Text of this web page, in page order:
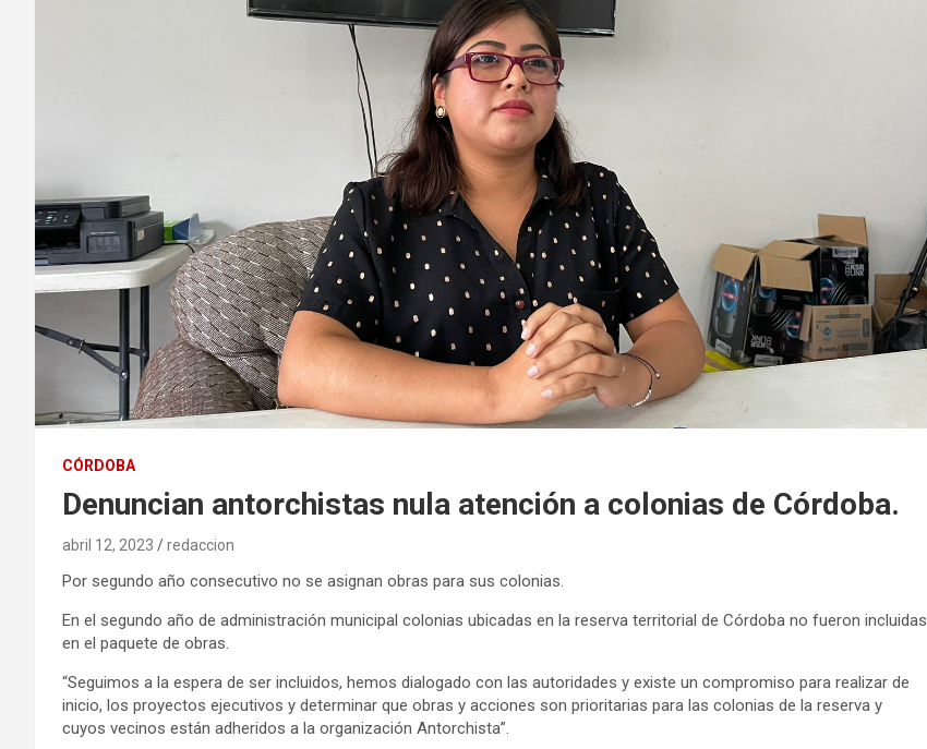
CÓRDOBA
Denuncian antorchistas nula atención a colonias de Córdoba.
abril 12, 2023 redaccion
Por segundo año consecutivo no se asignan obras para sus colonias.
En el segundo año de administración municipal colonias ubicadas en la reserva territorial de Córdoba no fueron incluidas
en el paquete de obras.
“Seguimos a la espera de ser incluidos, hemos dialogado con las autoridades y existe un compromiso para realizar de
inicio, los proyectos ejecutivos y determinar que obras y acciones son prioritarias para las colonias de la reserva y
cuyos vecinos están adheridos a la organización Antorchista”.